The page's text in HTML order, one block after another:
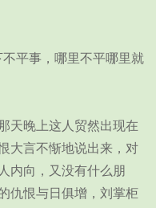
平事，哪里不平哪里就
晚上这人贸然出现在
大言不惭地说出来，对
内向，又没有什么朋
仇恨与日俱增，刘掌柜